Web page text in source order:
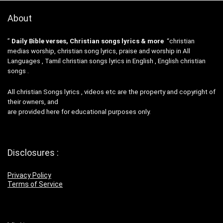
About
” Daily Bible verses, Christian songs lyrics & more “christian
medias worship, christian song lyrics, praise and worship in All
Languages , Tamil christian songs lyrics in English , English christian
songs .
All christian Songs lyrics , videos etc are the property and copyright of
their owners, and
are provided here for educational purposes only.
Disclosures :
Privacy Policy
Terms of Service